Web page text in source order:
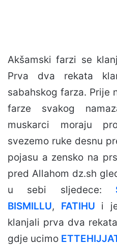
Akšamski farzi se
Prva dva rekata
sabahskog farza. Prije
farze svakog
muskarci moraju
svezemo ruke desnu
pojasu a zensko na
pred Allahom dz.sh
u sebi sljedece:
BISMILLU, FATIHU i
klanjali prva dva
gdje ucimo